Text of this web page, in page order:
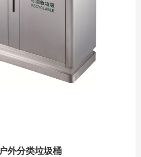
外分类垃圾桶